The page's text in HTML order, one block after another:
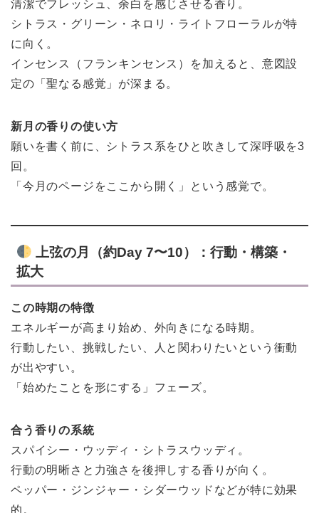
清潔でフレッシュ、余白を感じさせる香り。
シトラス・グリーン・ネロリ・ライトフローラルが特
に向く。
インセンス（フランキンセンス）を加えると、意図設
定の「聖なる感覚」が深まる。
新月の香りの使い方
願いを書く前に、シトラス系をひと吹きして深呼吸を3
回。
「今月のページをここから開く」という感覚で。
上弦の月（約Day 7〜10）：行動・構築・
拡大
この時期の特徴
エネルギーが高まり始め、外向きになる時期。
行動したい、挑戦したい、人と関わりたいという衝動
が出やすい。
「始めたことを形にする」フェーズ。
合う香りの系統
スパイシー・ウッディ・シトラスウッディ。
行動の明晰さと力強さを後押しする香りが向く。
ペッパー・ジンジャー・シダーウッドなどが特に効果
的。